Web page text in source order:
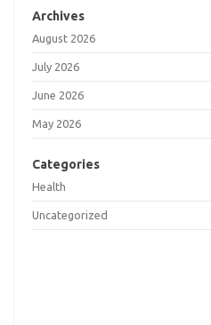
Archives
August 2026
July 2026
June 2026
May 2026
Categories
Health
Uncategorized